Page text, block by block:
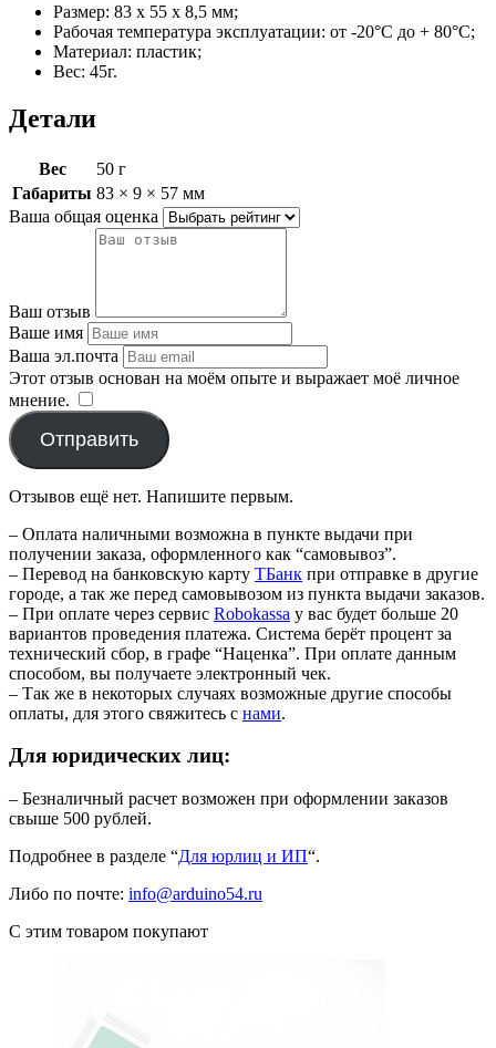
Размер: 83 x 55 x 8,5 мм;
Рабочая температура эксплуатации: от -20°C до + 80°C;
Материал: пластик;
Вес: 45г.
Детали
Вес
50 г
Габариты 83 × 9 × 57 мм
Ваша общая оценка
Ваш отзыв
Ваше имя
Ваша эл.почта
Этот отзыв основан на моём опыте и выражает моё личное
мнение.
Отправить
Отзывов ещё нет. Напишите первым.
– Оплата наличными возможна в пункте выдачи при
получении заказа, оформленного как “самовывоз”.
– Перевод на банковскую карту TБанк при отправке в другие
городе, а так же перед самовывозом из пункта выдачи заказов.
– При оплате через сервис Robokassa у вас будет больше 20
вариантов проведения платежа. Система берёт процент за
технический сбор, в графе “Наценка”. При оплате данным
способом, вы получаете электронный чек.
– Так же в некоторых случаях возможные другие способы
оплаты, для этого свяжитесь с нами.
Для юридических лиц:
– Безналичный расчет возможен при оформлении заказов
свыше 500 рублей.
Подробнее в разделе “Для юрлиц и ИП“.
Либо по почте: info@arduino54.ru
С этим товаром покупают